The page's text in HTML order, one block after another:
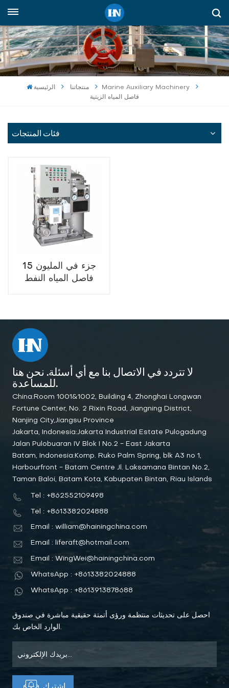
العربية
English
русский
español
Indonesia
العربية
الرئيسية منتجاتنا
Marine Auxiliary Machinery
فاصل المياه الزيتية
فئات المنتجات
15 جزء في المليون
فاصل المياه النفط
لا تتردد في الاتصال بنا مع أي أسئلة. نحن هنا
للمساعدة.
China:Room 1001&1002, Building 4, Zhonghai Longwan
Fortune Center, No. 2 Rixin Road, Jiangning District,
Nanjing City,Jiangsu Province
Jakarta, Indonesia:Jakarta Industrial Estate Pulogadung
Jalan Pulobuaran IV Blok I No.2 - East Jakarta
Batam, Indonesia:Komp. Ruko Palm Spring, blk A3 no 1,
Harbourfront - Batam Centre Jl. Laksamana Bintan No.2,
Taman Baloi, Batam Kota, Kabupaten Bintan, Riau Islands
Tel : +862552109498
Tel : +8613382024888
Email : william@hainingchina.com
Email : liferaft@hotmail.com
Email : WingWei@hainingchina.com
WhatsApp : +8613382024888
WhatsApp : +8613913878688
احصل على تحديثات منتظمة ورؤى أتمتة حقيقية مباشرة في صندوق
الوارد الخاص بك.